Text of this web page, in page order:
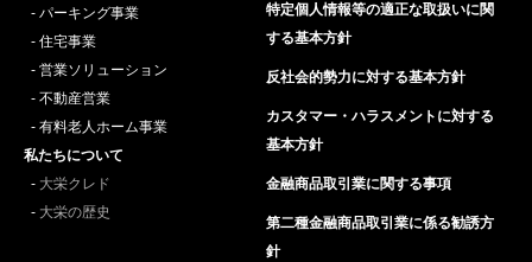
パーキング事業
住宅事業
営業ソリューション
不動産営業
有料老人ホーム事業
私たちについて
大栄クレド
大栄の歴史
特定個人情報等の適正な取扱いに関
する基本方針
反社会的勢力に対する基本方針
カスタマー・ハラスメントに対する
基本方針
金融商品取引業に関する事項
第二種金融商品取引業に係る勧誘方
針